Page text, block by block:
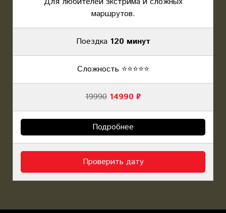
маршрутов.
Поездка 120 минут
Сложность ⭐️⭐️⭐️⭐️⭐️
19990 14990 ₽
Подробнее
Проверить дату